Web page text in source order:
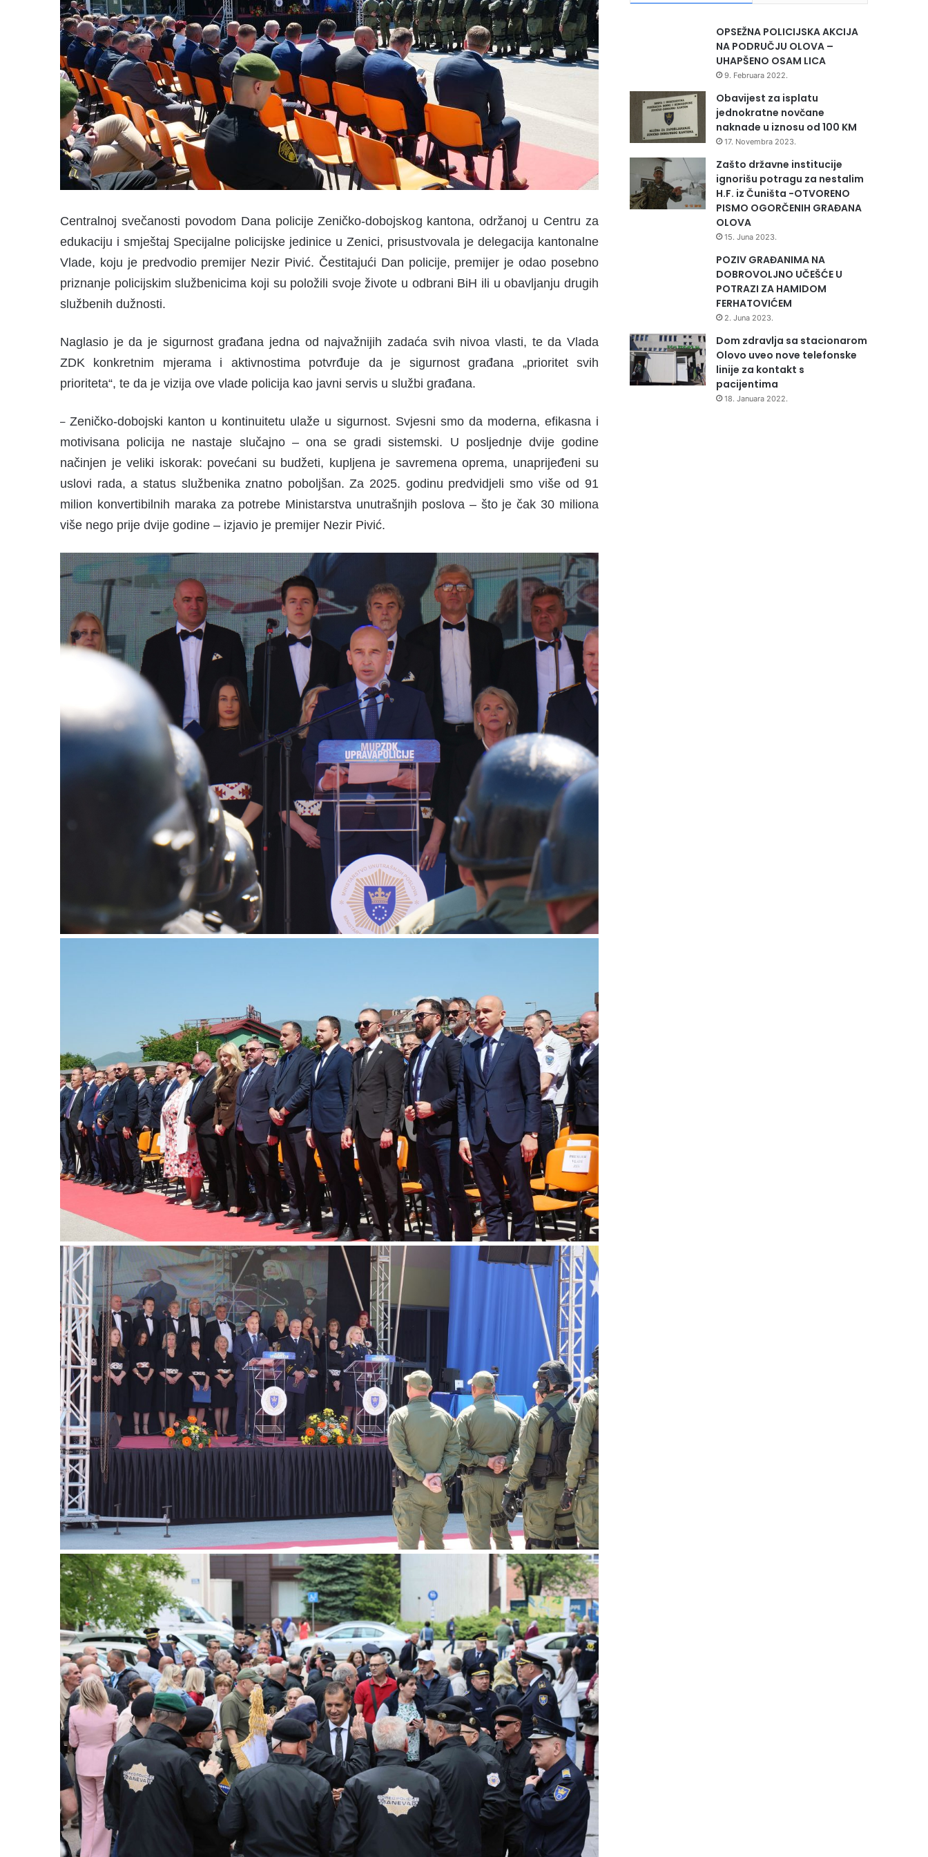
Centralnoj svečanosti povodom Dana policije Zeničko-dobojskog kantona, održanoj u Centru za
edukaciju i smještaj Specijalne policijske jedinice u Zenici, prisustvovala je delegacija kantonalne
Vlade, koju je predvodio premijer Nezir Pivić. Čestitajući Dan policije, premijer je odao posebno
priznanje policijskim službenicima koji su položili svoje živote u odbrani BiH ili u obavljanju drugih
službenih dužnosti.
Naglasio je da je sigurnost građana jedna od najvažnijih zadaća svih nivoa vlasti, te da Vlada
ZDK konkretnim mjerama i aktivnostima potvrđuje da je sigurnost građana „prioritet svih
prioriteta“, te da je vizija ove vlade policija kao javni servis u službi građana.
–Zeničko-dobojski kanton u kontinuitetu ulaže u sigurnost. Svjesni smo da moderna, efikasna i
motivisana policija ne nastaje slučajno – ona se gradi sistemski. U posljednje dvije godine
načinjen je veliki iskorak: povećani su budžeti, kupljena je savremena oprema, unaprijeđeni su
uslovi rada, a status službenika znatno poboljšan. Za 2025. godinu predvidjeli smo više od 91
milion konvertibilnih maraka za potrebe Ministarstva unutrašnjih poslova – što je čak 30 miliona
više nego prije dvije godine – izjavio je premijer Nezir Pivić.
OPSEŽNA POLICIJSKA AKCIJA
NA PODRUČJU OLOVA –
UHAPŠENO OSAM LICA
9. Februara 2022.
Obavijest za isplatu
jednokratne novčane
naknade u iznosu od 100 KM
17. Novembra 2023.
Zašto državne institucije
ignorišu potragu za nestalim
H.F. iz Čuništa -OTVORENO
PISMO OGORČENIH GRAĐANA
OLOVA
15. Juna 2023.
POZIV GRAĐANIMA NA
DOBROVOLJNO UČEŠĆE U
POTRAZI ZA HAMIDOM
FERHATOVIĆEM
2. Juna 2023.
Dom zdravlja sa stacionarom
Olovo uveo nove telefonske
linije za kontakt s
pacijentima
18. Januara 2022.